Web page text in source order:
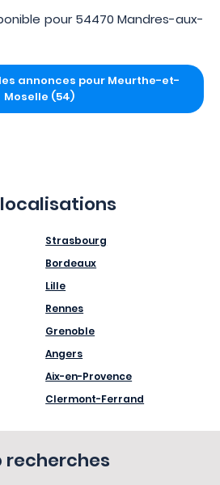
pour 54470 Mandres-aux-
annonces pour Meurthe-et-
Moselle (54)
Strasbourg
Bordeaux
Lille
Rennes
Grenoble
Angers
Aix-en-Provence
Clermont-Ferrand
recherches